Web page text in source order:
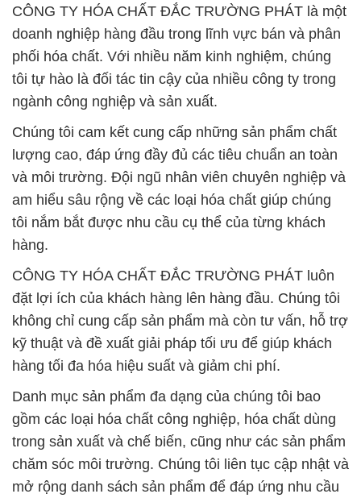
CÔNG TY HÓA CHẤT ĐẮC TRƯỜNG PHÁT là một
doanh nghiệp hàng đầu trong lĩnh vực bán và phân
phối hóa chất. Với nhiều năm kinh nghiệm, chúng
tôi tự hào là đối tác tin cậy của nhiều công ty trong
ngành công nghiệp và sản xuất.
Chúng tôi cam kết cung cấp những sản phẩm chất
lượng cao, đáp ứng đầy đủ các tiêu chuẩn an toàn
và môi trường. Đội ngũ nhân viên chuyên nghiệp và
am hiểu sâu rộng về các loại hóa chất giúp chúng
tôi nắm bắt được nhu cầu cụ thể của từng khách
hàng.
CÔNG TY HÓA CHẤT ĐẮC TRƯỜNG PHÁT luôn
đặt lợi ích của khách hàng lên hàng đầu. Chúng tôi
không chỉ cung cấp sản phẩm mà còn tư vấn, hỗ trợ
kỹ thuật và đề xuất giải pháp tối ưu để giúp khách
hàng tối đa hóa hiệu suất và giảm chi phí.
Danh mục sản phẩm đa dạng của chúng tôi bao
gồm các loại hóa chất công nghiệp, hóa chất dùng
trong sản xuất và chế biến, cũng như các sản phẩm
chăm sóc môi trường. Chúng tôi liên tục cập nhật và
mở rộng danh sách sản phẩm để đáp ứng nhu cầu